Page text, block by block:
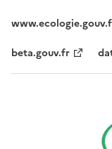
beta.gouv.fr